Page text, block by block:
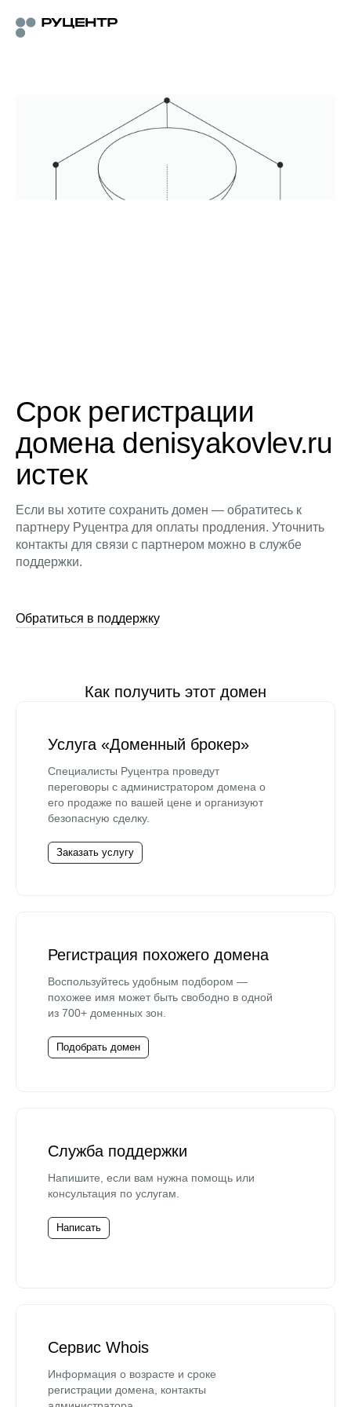
Срок регистрации
домена denisyakovlev.ru
истек
Если вы хотите сохранить домен — обратитесь к
партнеру Руцентра для оплаты продления. Уточнить
контакты для связи с партнером можно в службе
поддержки.
Обратиться в поддержку
Как получить этот домен
Услуга «Доменный брокер»
Специалисты Руцентра проведут
переговоры с администратором домена о
его продаже по вашей цене и организуют
безопасную сделку.
Заказать услугу
Регистрация похожего домена
Воспользуйтесь удобным подбором —
похожее имя может быть свободно в одной
из 700+ доменных зон.
Подобрать домен
Служба поддержки
Напишите, если вам нужна помощь или
консультация по услугам.
Написать
Сервис Whois
Информация о возрасте и сроке
регистрации домена, контакты